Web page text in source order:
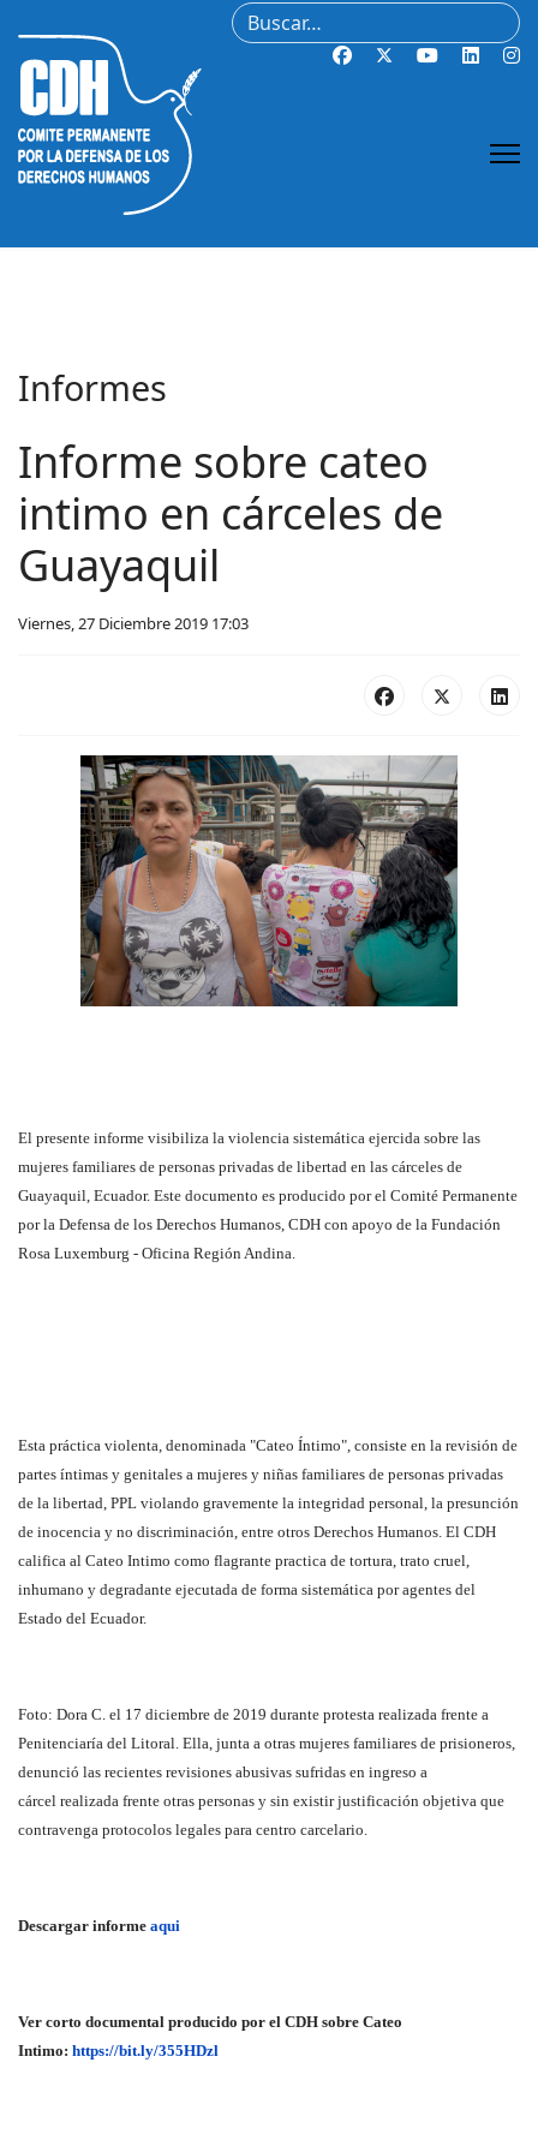
Buscar
Informes
Informe sobre cateo
intimo en cárceles de
Guayaquil
Viernes, 27 Diciembre 2019 17:03
El presente informe visibiliza la violencia sistemática ejercida sobre las
mujeres familiares de personas privadas de libertad en las cárceles de
Guayaquil, Ecuador. Este documento es producido por el Comité Permanente
por la Defensa de los Derechos Humanos, CDH con apoyo de la Fundación
Rosa Luxemburg - Oficina Región Andina.
Esta práctica violenta, denominada "Cateo Íntimo", consiste en la revisión de
partes íntimas y genitales a mujeres y niñas familiares de personas privadas
de la libertad, PPL violando gravemente la integridad personal, la presunción
de inocencia y no discriminación, entre otros Derechos Humanos. El CDH
califica al Cateo Intimo como flagrante practica de tortura, trato cruel,
inhumano y degradante ejecutada de forma sistemática por agentes del
Estado del Ecuador.
Foto: Dora C. el 17 diciembre de 2019 durante protesta realizada frente a
Penitenciaría del Litoral. Ella, junta a otras mujeres familiares de prisioneros,
denunció las recientes revisiones abusivas sufridas en ingreso a
cárcel realizada frente otras personas y sin existir justificación objetiva que
contravenga protocolos legales para centro carcelario.
Descargar informe aqui
Ver corto documental producido por el CDH sobre Cateo
Intimo: https://bit.ly/355HDzl